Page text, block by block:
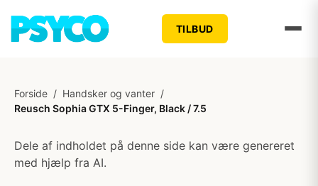
TILBUD
Forside / Handsker og vanter /
Reusch Sophia GTX 5-Finger, Black / 7.5
Dele af indholdet på denne side kan være genereret
med hjælp fra AI.